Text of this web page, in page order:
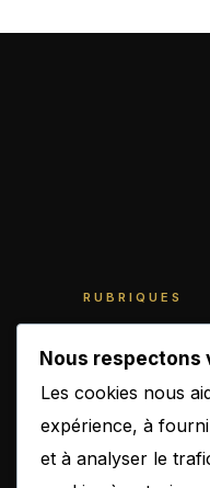
RUBRIQUES
Business
Nous respectons
Les cookies nous
expérience, à
et à analyser le